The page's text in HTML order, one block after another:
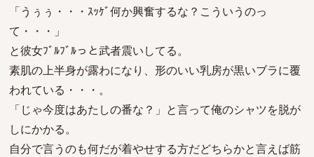
「うぅぅ・・・ｽｯｹﾞ何か興奮するな？こういうのっ
て・・・」
と彼女ﾌﾞﾙﾌﾞﾙっと武者震いしてる。
素肌の上半身が露わになり、形のいい乳房が黒いブラに覆
われている・・・。
「じゃ今度はあたしの番な？」と言って俺のシャツを脱が
しにかかる。
自分で言うのも何だが着やせする方だどちらかと言えば筋